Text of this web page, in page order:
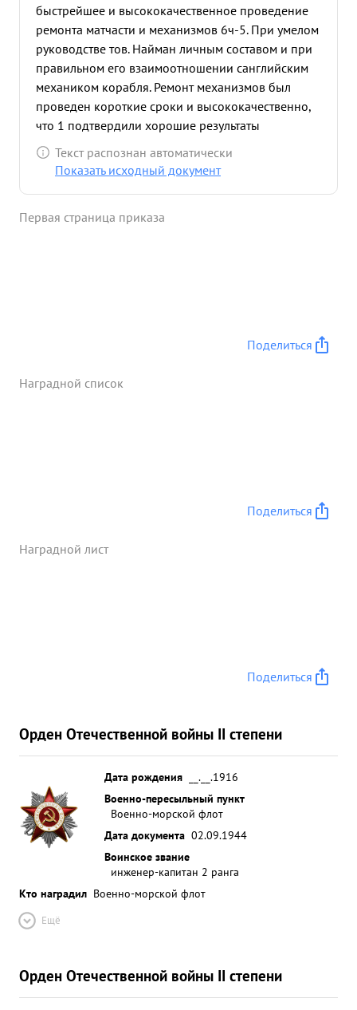
быстрейшее и высококачественное проведение
ремонта матчасти и механизмов 6ч-5. При умелом
руководстве тов. Найман личным составом и при
правильном его взаимоотношении санглийским
механиком корабля. Ремонт механизмов был
проведен короткие сроки и высококачественно,
что 1 подтвердили хорошие результаты
испытания коробля. Одновременно тов. Найман в
короткив сроки подготовили Л/С. к
напористой работай добился значительной
чего 62-3 с честью выполнило провительственное
Текст распознан автоматически
Показать исходный документ
Первая страница приказа
Поделиться
Наградной список
Поделиться
Наградной лист
Поделиться
Орден Отечественной войны II степени
Дата рождения
__.__.1916
Военно-пересыльный пункт
Военно-морской флот
Дата документа 02.09.1944
Воинское звание
инженер-капитан 2 ранга
Кто наградил Военно-морской флот
Ещё
Орден Отечественной войны II степени